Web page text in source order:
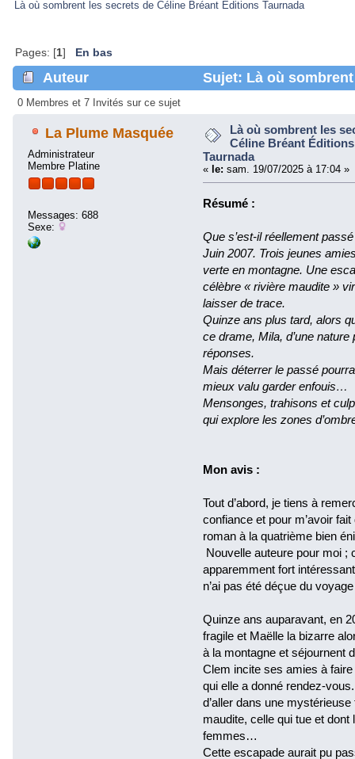
Là où sombrent les secrets de Céline Bréant Éditions Taurnada
Pages: [1] En bas
Auteur
Sujet: Là où
Éditions Taurnada (Lu 59192 fois)
0 Membres et 7 Invités sur ce sujet
La Plume Masquée
Administrateur
Membre Platine
Messages: 688
Sexe:
Là où sombrent les
Céline Bréant Éditions
Taurnada
« le: sam. 19/07/2025 à 17:04 »
Résumé :
Que s’est-il réellement
Juin 2007. Trois jeunes
verte en montagne. Une
célèbre « rivière maudite »
laisser de trace.
Quinze ans plus tard, alors
ce drame, Mila, d’une
réponses.
Mais déterrer le passé
mieux valu garder enfouis…
Mensonges, trahisons et
qui explore les zones
Mon avis :
Tout d’abord, je tiens à
confiance et pour m’avoir
roman à la quatrième bien
Nouvelle auteure pour moi ;
apparemment fort
n’ai pas été déçue du
Quinze ans auparavant, en
fragile et Maëlle la bizarre
à la montagne et séjournent
Clem incite ses amies à
qui elle a donné rendez-
d’aller dans une
maudite, celle qui tue et
femmes…
Cette escapade aurait pu